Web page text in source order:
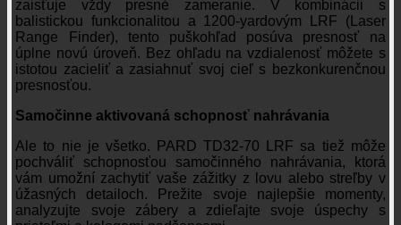
zaisťuje vždy presné zameranie. V kombinácii s
balistickou funkcionalitou a 1200-yardovým LRF (Laser
Range Finder), tento puškohľad posúva presnosť na
úplne novú úroveň. Bez ohľadu na vzdialenosť môžete s
istotou zacieliť a zasiahnuť svoj cieľ s bezkonkurenčnou
presnosťou.
Samočinne aktivovaná schopnosť nahrávania
Ale to nie je všetko. PARD TD32-70 LRF sa tiež môže
pochváliť schopnosťou samočinného nahrávania, ktorá
vám umožní zachytiť vaše zážitky z lovu alebo streľby v
úžasných detailoch. Prežite svoje najlepšie momenty,
analyzujte svoje zábery a zdieľajte svoje úspechy s